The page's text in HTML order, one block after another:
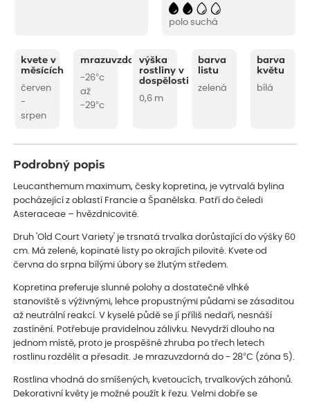
polo suchá
kvete v
měsících
červen
-
srpen
mrazuvzdornost
-26°c
až
-29°c
výška
rostliny v
dospělosti
0,6 m
barva
listu
zelená
barva
květu
bílá
Podrobný popis
Leucanthemum maximum, česky kopretina, je vytrvalá bylina
pocházející z oblastí Francie a Španělska. Patří do čeledi
Asteraceae – hvězdnicovité.
Druh 'Old Court Variety' je trsnatá trvalka dorůstající do výšky 60
cm. Má zelené, kopinaté listy po okrajích pilovité. Kvete od
června do srpna bílými úbory se žlutým středem.
Kopretina preferuje slunné polohy a dostatečně vlhké
stanoviště s výživnými, lehce propustnými půdami se zásaditou
až neutrální reakcí. V kyselé půdě se jí příliš nedaří, nesnáší
zastínění. Potřebuje pravidelnou zálivku. Nevydrží dlouho na
jednom místě, proto je prospěšné zhruba po třech letech
rostlinu rozdělit a přesadit. Je mrazuvzdorná do - 28°C (zóna 5).
Rostlina vhodná do smíšených, kvetoucích, trvalkových záhonů.
Dekorativní květy je možné použít k řezu. Velmi dobře se